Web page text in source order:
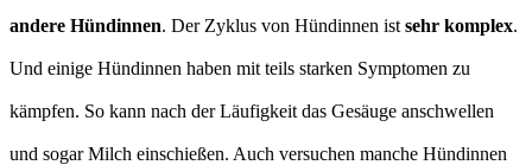
andere Hündinnen. Der Zyklus von Hündinnen ist sehr komplex.
Und einige Hündinnen haben mit teils starken Symptomen zu
kämpfen. So kann nach der Läufigkeit das Gesäuge anschwellen
und sogar Milch einschießen. Auch versuchen manche Hündinnen